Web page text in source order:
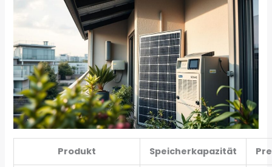
Produkt Speicherkapazität